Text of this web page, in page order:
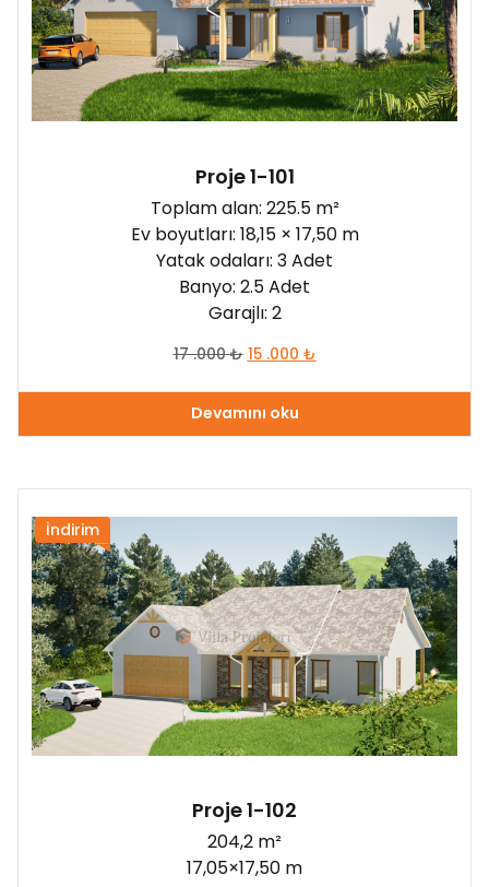
Proje 1-101
Toplam alan: 225.5 m²
Ev boyutları: 18,15 × 17,50 m
Yatak odaları: 3 Adet
Banyo: 2.5 Adet
Garajlı: 2
17 .000₺ 15 .000 ₺
Devamını oku
İndirim
Proje 1-102
204,2 m²
17,05×17,50 m